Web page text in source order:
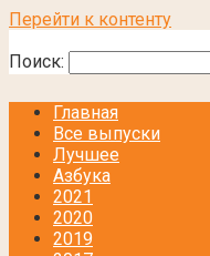
Перейти к контенту
Поиск:
Главная
Все выпуски
Лучшее
Азбука
2021
2020
2019